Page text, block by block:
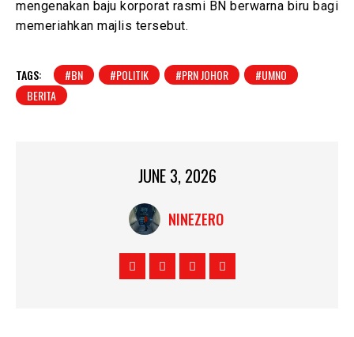
mengenakan baju korporat rasmi BN berwarna biru bagi
memeriahkan majlis tersebut.
TAGS: #BN #POLITIK #PRN JOHOR
#UMNO
BERITA
JUNE 3, 2026
NINEZERO